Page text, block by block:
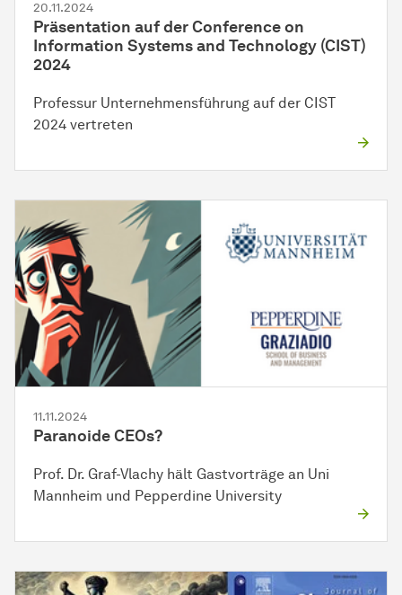
20.11.2024
Präsentation auf der Conference on
Information Systems and Technology (CIST)
2024
Professur Unternehmensführung auf der CIST
2024 vertreten
11.11.2024
Paranoide CEOs?
Prof. Dr. Graf-Vlachy hält Gastvorträge an Uni
Mannheim und Pepperdine University